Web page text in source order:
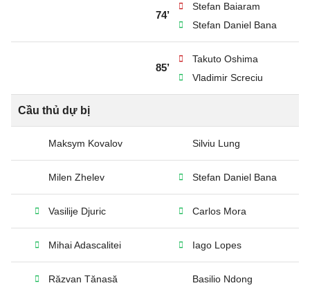
74’
Stefan Baiaram
Stefan Daniel Bana
85’
Takuto Oshima
Vladimir Screciu
Cầu thủ dự bị
Maksym Kovalov Silviu Lung
Milen Zhelev Stefan Daniel Bana
Vasilije Djuric Carlos Mora
Mihai Adascalitei Iago Lopes
Răzvan Tănasă Basilio Ndong